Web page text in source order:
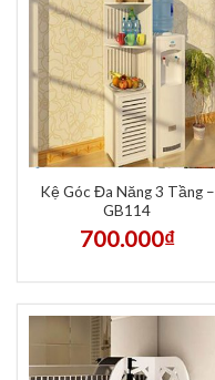
Kệ Góc Đa Năng 3 Tầng –
GB114
700.000₫